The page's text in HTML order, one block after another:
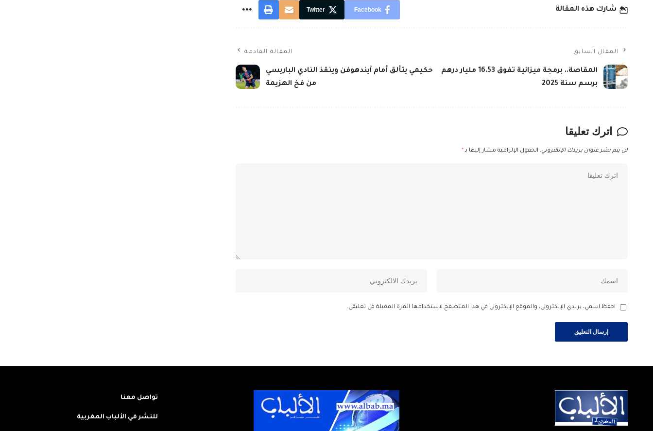
شارك هذه المقالة Facebook
Twitter
المقال السابق
المقاصة.. برمجة ميزانية تفوق 16.53 مليار درهم
برسم سنة 2025
المقالة القادمة
حكيمي يتألق أمام آيندهوفن وينقذ النادي الباريسي
من فخ الهزيمة
اترك تعليقا
لن يتم نشر عنوان بريدك الإلكتروني. الحقول الإلزامية مشار إليها بـ *
احفظ اسمي، بريدي الإلكتروني، والموقع الإلكتروني في هذا المتصفح لاستخدامها المرة المقبلة في تعليقي.
تواصل معنا
للنشر في الألباب المغربية